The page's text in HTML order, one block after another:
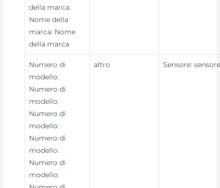
della marca:
Nome della
marca: Nome
della marca
Numero di
modello:
Numero di
modello:
Numero di
modello:
Numero di
modello:
Numero di
modello:
altro Sensore: